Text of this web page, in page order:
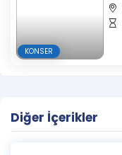
KONSER
Diğer İçerikler